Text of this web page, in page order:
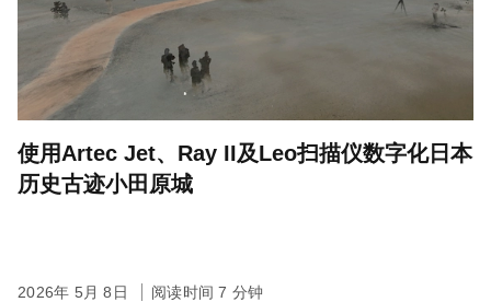
使用Artec Jet、Ray II及Leo扫描仪数字化日本
历史古迹小田原城
2026年 5月 8日 阅读时间 7 分钟